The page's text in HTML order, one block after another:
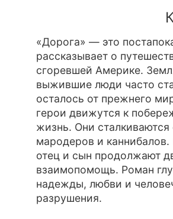
«Дорога» — это
рассказывает о
сгоревшей Америке.
выжившие люди часто
осталось от прежнего
герои движутся к
жизнь. Они
мародеров и
отец и сын продолжают
взаимопомощь. Роман
надежды, любви и
разрушения.